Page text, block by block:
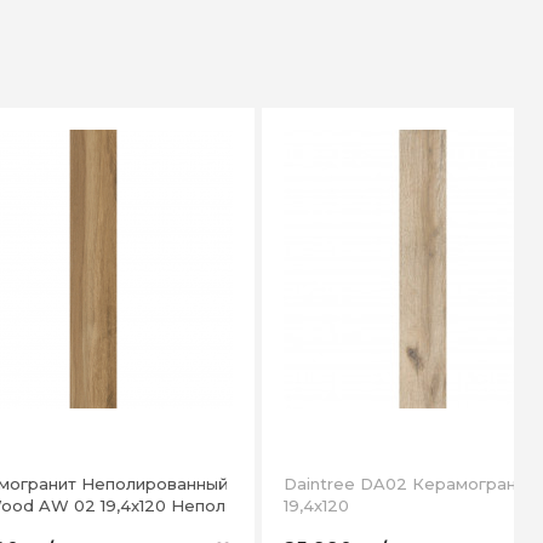
Неполированный
Art Wood AW 02 19,4x120 Непол
Daintree DA02 Керамогранит
19,4х120